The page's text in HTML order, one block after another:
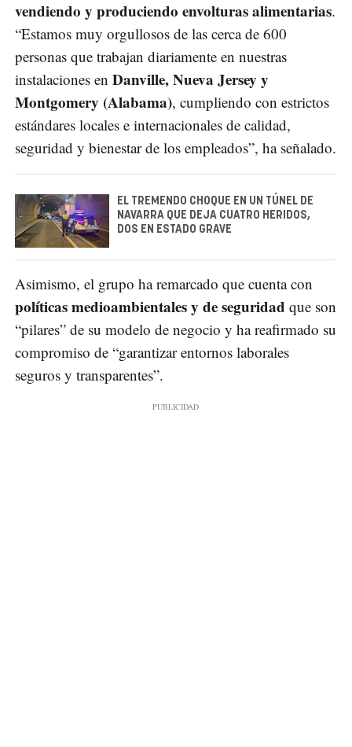
vendiendo y produciendo envolturas alimentarias.
“Estamos muy orgullosos de las cerca de 600
personas que trabajan diariamente en nuestras
instalaciones en Danville, Nueva Jersey y
Montgomery (Alabama), cumpliendo con estrictos
estándares locales e internacionales de calidad,
seguridad y bienestar de los empleados”, ha señalado.
EL TREMENDO CHOQUE EN UN TÚNEL DE
NAVARRA QUE DEJA CUATRO HERIDOS,
DOS EN ESTADO GRAVE
Asimismo, el grupo ha remarcado que cuenta con
políticas medioambientales y de seguridad que son
“pilares” de su modelo de negocio y ha reafirmado su
compromiso de “garantizar entornos laborales
seguros y transparentes”.